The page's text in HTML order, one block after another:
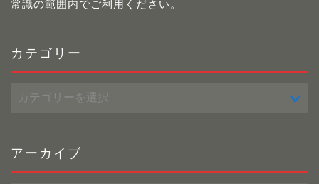
常識の範囲内でご利用ください。
カテゴリー
テ
ー
アーカイブ